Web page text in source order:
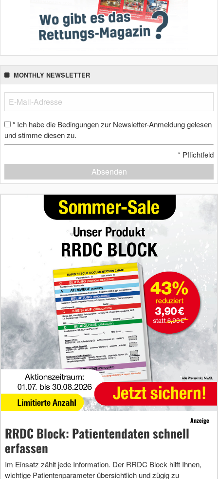
MONTHLY NEWSLETTER
* Ich habe die Bedingungen zur Newsletter-Anmeldung gelesen
und stimme diesen zu.
* Pflichtfeld
Absenden
Anzeige
RRDC Block: Patientendaten schnell
erfassen
Im Einsatz zählt jede Information. Der RRDC Block hilft Ihnen,
wichtige Patientenparameter übersichtlich und zügig zu